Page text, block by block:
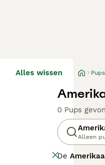
Alles wissen Pups
0 Pups
Alleen
De